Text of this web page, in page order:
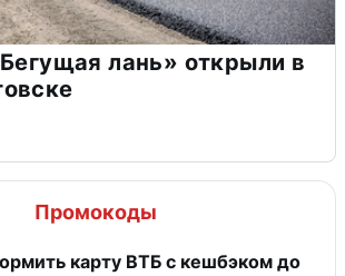
лань» открыли в
Промокоды
карту ВТБ с кешбэком до